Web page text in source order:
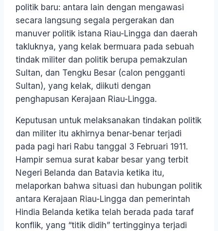
politik baru: antara lain dengan mengawasi
secara langsung segala pergerakan dan
manuver politik istana Riau-Lingga dan daerah
takluknya, yang kelak bermuara pada sebuah
tindak militer dan politik berupa pemakzulan
Sultan, dan Tengku Besar (calon pengganti
Sultan), yang kelak, diikuti dengan
penghapusan Kerajaan Riau-Lingga.
Keputusan untuk melaksanakan tindakan politik
dan militer itu akhirnya benar-benar terjadi
pada pagi hari Rabu tanggal 3 Februari 1911.
Hampir semua surat kabar besar yang terbit
Negeri Belanda dan Batavia ketika itu,
melaporkan bahwa situasi dan hubungan politik
antara Kerajaan Riau-Lingga dan pemerintah
Hindia Belanda ketika telah berada pada taraf
konflik, yang “titik didih” tertingginya terjadi